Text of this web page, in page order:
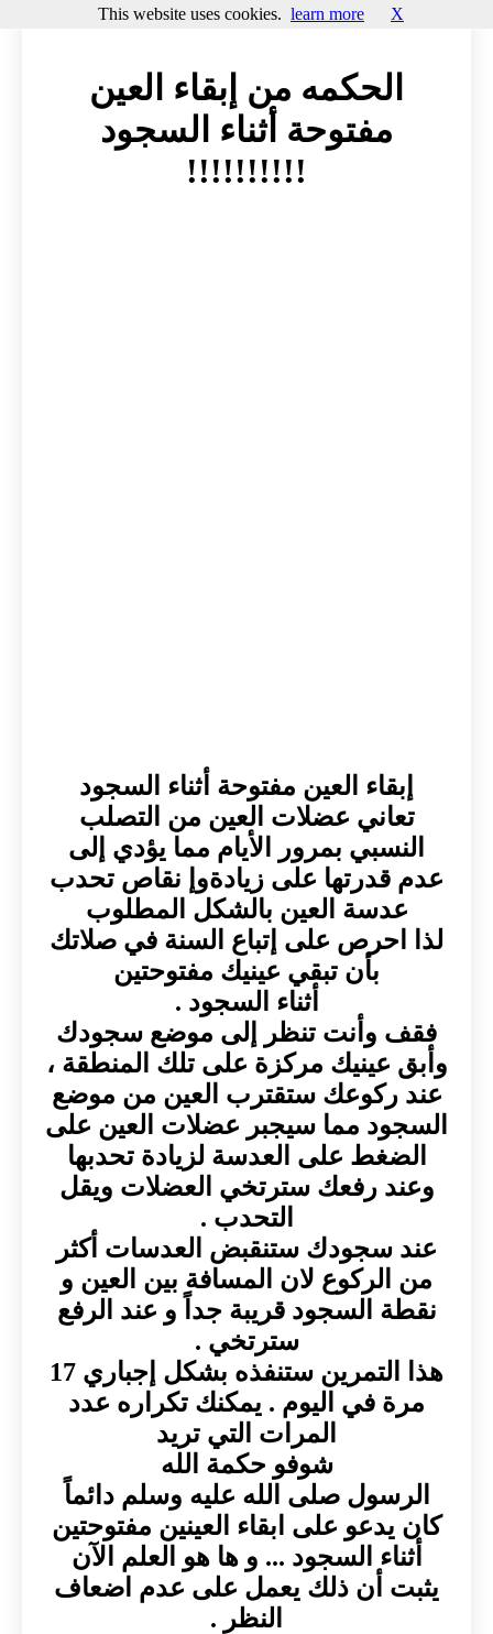
الحكمه من إبقاء العين
مفتوحة أثناء السجود
!!!!!!!!!!
إبقاء العين مفتوحة أثناء السجود
تعاني عضلات العين من التصلب
النسبي بمرور الأيام مما يؤدي إلى
عدم قدرتها على زيادةوإ نقاص تحدب
عدسة العين بالشكل المطلوب
لذا احرص على إتباع السنة في صلاتك
بأن تبقي عينيك مفتوحتين
أثناء السجود .
فقف وأنت تنظر إلى موضع سجودك
وأبق عينيك مركزة على تلك المنطقة ،
عند ركوعك ستقترب العين من موضع
السجود مما سيجبر عضلات العين على
الضغط على العدسة لزيادة تحدبها
وعند رفعك سترتخي العضلات ويقل
التحدب .
عند سجودك ستنقبض العدسات أكثر
من الركوع لان المسافة بين العين و
نقطة السجود قريبة جداً و عند الرفع
سترتخي .
هذا التمرين ستنفذه بشكل إجباري 17
مرة في اليوم . يمكنك تكراره عدد
المرات التي تريد
شوفو حكمة الله
الرسول صلى الله عليه وسلم دائماً
كان يدعو على ابقاء العينين مفتوحتين
أثناء السجود ... و ها هو العلم الآن
يثبت أن ذلك يعمل على عدم اضعاف
النظر .
This website uses cookies. learn more X